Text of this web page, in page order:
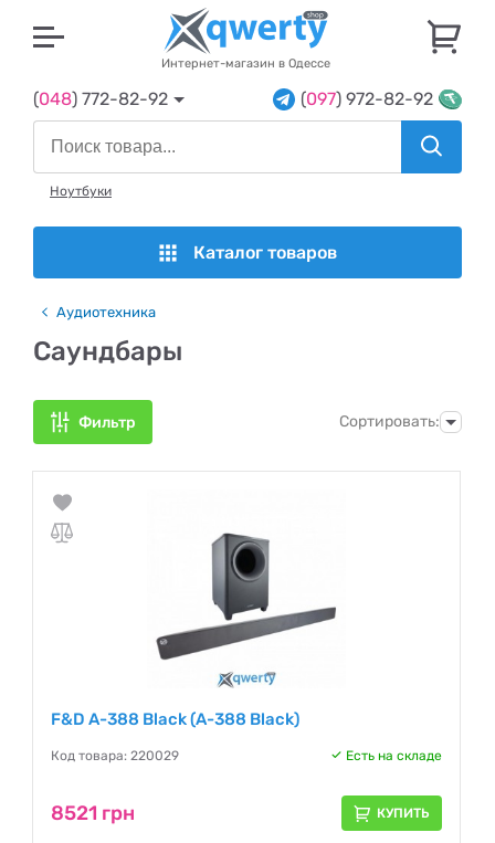
Интернет-магазин в Одессе
(048) 772-82-92 (097) 972-82-92
Ноутбуки
Каталог товаров
Аудиотехника
Саундбары
Фильтр Сортировать:
F&D A-388 Black (A-388 Black)
Код товара: 220029 Есть на складе
8521 грн КУПИТЬ